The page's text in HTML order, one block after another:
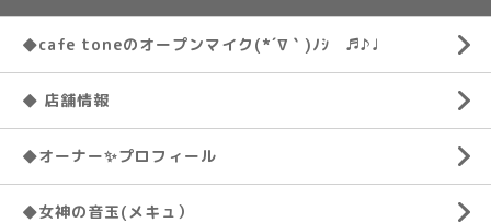
◆cafe toneのオープンマイク(*´∇｀)ﾉｼ ♬♪♩
◆ 店舗情報
◆オーナー✨プロフィール
◆女神の音玉(メキュ）